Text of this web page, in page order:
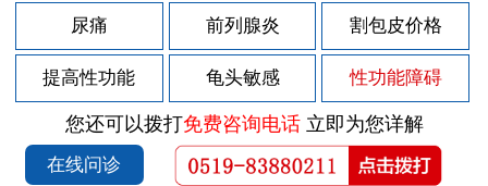
尿痛 前列腺炎 割包皮价格
提高性功能 龟头敏感 性功能障碍
您还可以拨打免费咨询电话立即为您详解
在线问诊